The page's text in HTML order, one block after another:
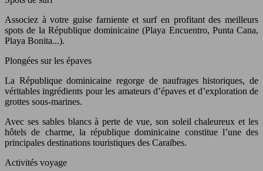
Associez à votre guise farniente et surf en profitant des meilleurs
spots de la République dominicaine (Playa Encuentro, Punta Cana,
Playa Bonita...).
Plongées sur les épaves
La République dominicaine regorge de naufrages historiques, de
véritables ingrédients pour les amateurs d’épaves et d’exploration de
grottes sous-marines.
Avec ses sables blancs à perte de vue, son soleil chaleureux et les
hôtels de charme, la république dominicaine constitue l’une des
principales destinations touristiques des Caraïbes.
Activités voyage